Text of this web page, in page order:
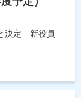
決定 新役員